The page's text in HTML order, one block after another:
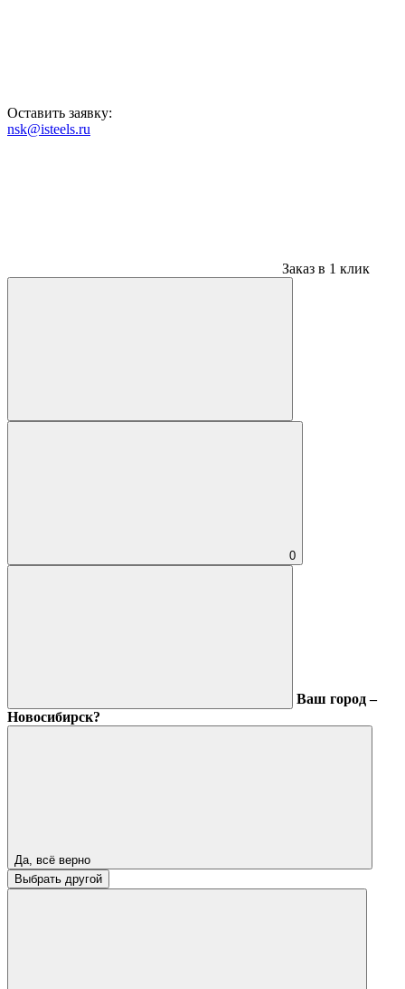
Оставить заявку:
nsk@isteels.ru
Заказ в 1 клик
0
Ваш город –
Новосибирск?
Да, всё верно
Выбрать другой